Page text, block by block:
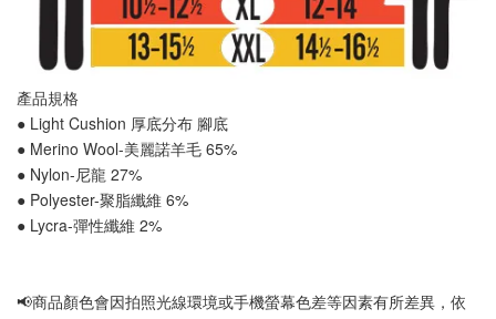
產品規格
● Light Cushion 厚底分布 腳底
● Merino Wool-美麗諾羊毛 65%
● Nylon-尼龍 27%
● Polyester-聚脂纖維 6%
● Lycra-彈性纖維 2%
📢商品顏色會因拍照光線環境或手機螢幕色差等因素有所差異，依